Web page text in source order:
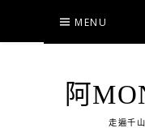
content
MENU
阿
走遍千